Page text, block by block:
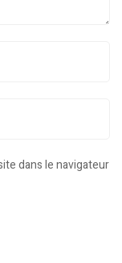
dans le navigateur